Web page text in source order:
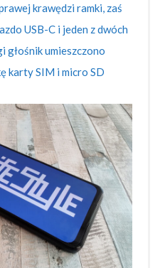
krawędzi ramki, zaś
USB-C i jeden z dwóch
głośnik umieszczono
karty SIM i micro SD